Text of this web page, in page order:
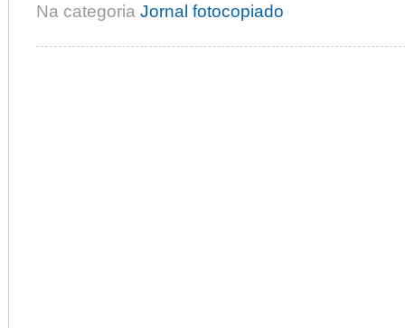
Na categoria Jornal fotocopiado